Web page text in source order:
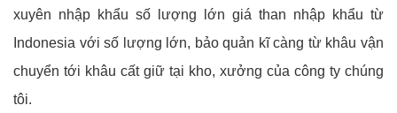
xuyên nhập khẩu số lượng lớn giá than nhập khẩu từ
Indonesia với số lượng lớn, bảo quản kĩ càng từ khâu vận
chuyển tới khâu cất giữ tại kho, xưởng của công ty chúng
tôi.